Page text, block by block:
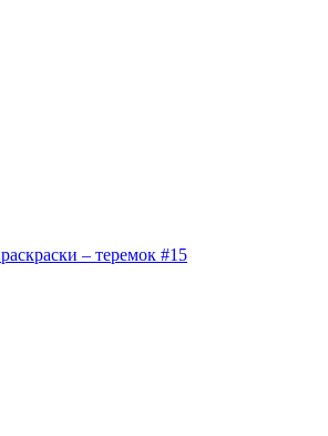
раскраски – теремок #15